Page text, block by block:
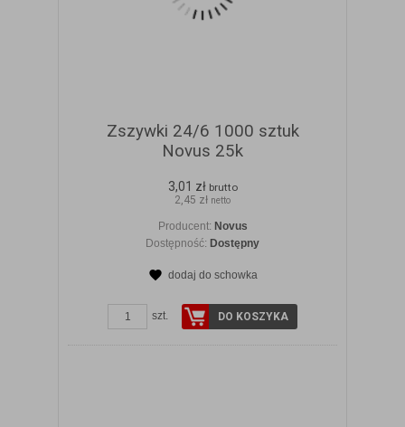
Zszywki 24/6 1000 sztuk
Novus 25k
3,01 zł brutto
2,45 zł netto
Producent: Novus
Dostępność: Dostępny
dodaj do schowka
szt. DO KOSZYKA